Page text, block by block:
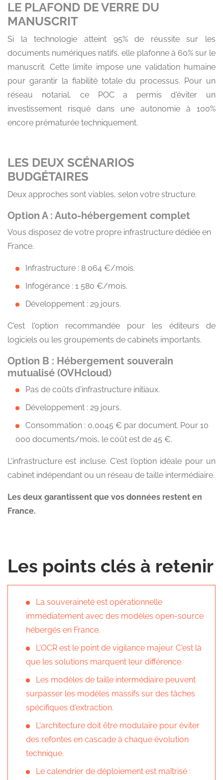
LE PLAFOND DE VERRE DU
MANUSCRIT
Si la technologie atteint 95% de réussite sur les
documents numériques natifs, elle plafonne à 60% sur le
manuscrit. Cette limite impose une validation humaine
pour garantir la fiabilité totale du processus. Pour un
réseau notarial, ce POC a permis d'éviter un
investissement risqué dans une autonomie à 100%
encore prématurée techniquement.
LES DEUX SCÉNARIOS
BUDGÉTAIRES
Deux approches sont viables, selon votre structure.
Option A : Auto-hébergement complet
Vous disposez de votre propre infrastructure dédiée en
France.
Infrastructure : 8 064 €/mois.
Infogérance : 1 580 €/mois.
Développement : 29 jours.
C'est l'option recommandée pour les éditeurs de
logiciels ou les groupements de cabinets importants.
Option B : Hébergement souverain
mutualisé (OVHcloud)
Pas de coûts d'infrastructure initiaux.
Développement : 29 jours.
Consommation : 0,0045 € par document. Pour 10
000 documents/mois, le coût est de 45 €.
L'infrastructure est incluse. C'est l'option idéale pour un
cabinet indépendant ou un réseau de taille intermédiaire.
Les deux garantissent que vos données restent en
France.
Les points clés à retenir
La souveraineté est opérationnelle
immédiatement avec des modèles open-source
hébergés en France.
L'OCR est le point de vigilance majeur. C'est là
que les solutions marquent leur différence.
Les modèles de taille intermédiaire peuvent
surpasser les modèles massifs sur des tâches
spécifiques d'extraction.
L'architecture doit être modulaire pour éviter
des refontes en cascade à chaque évolution
technique.
Le calendrier de déploiement est maîtrisé :